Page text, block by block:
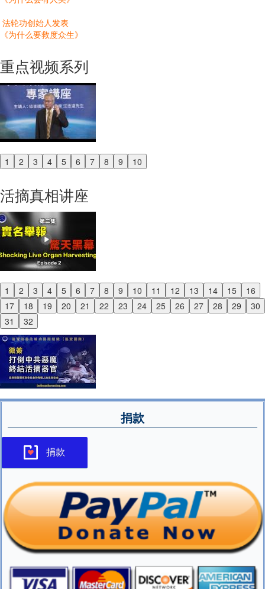
法轮功创始人发表
《为什么要救度众生》
重点视频系列
1 2 3 4 5 6 7 8 9 10
Previous
活摘真相讲座
1 2 3 4 5 6 7 8 9 10 11 12 13 14 15
16
17
18 19 20 21 22 23 24 25 26 27 28 29
30
31
32
Previous
Next
捐款
捐款